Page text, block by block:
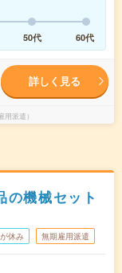
50代 60代
詳しく見る
派遣）
の機械セット
休み 無期雇用派遣